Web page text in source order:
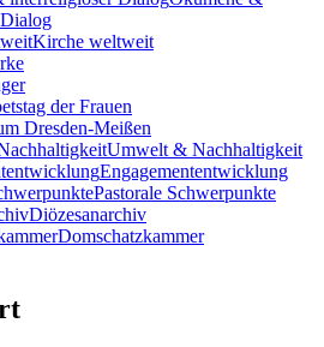
Kirche weltweit
der Frauen
Dresden-Meißen
Umwelt & Nachhaltigkeit
Engagemententwicklung
Pastorale Schwerpunkte
Diözesanarchiv
Domschatzkammer